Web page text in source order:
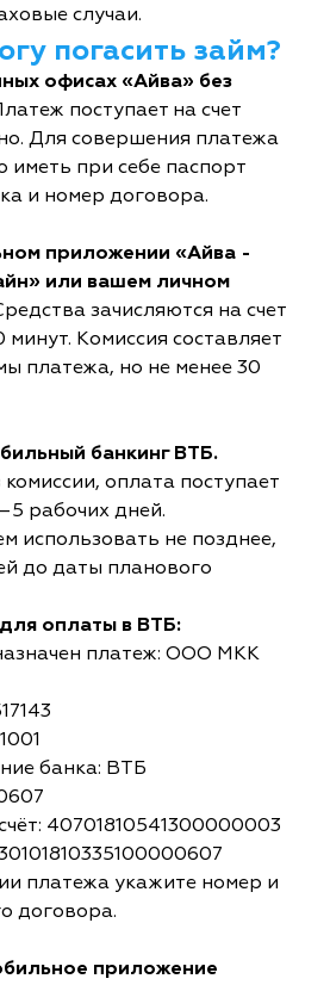
случаи.
погасить займ?
офисах «Айва» без
поступает на счет
Для совершения платежа
иметь при себе паспорт
и номер договора.
приложении «Айва -
или вашем личном
зачисляются на счет
минут. Комиссия составляет
платежа, но не менее 30
банкинг ВТБ.
оплата поступает
рабочих дней.
использовать не позднее,
до даты планового
оплаты в ВТБ:
платеж: ООО МКК
банка: ВТБ
40701810541300000003
платежа укажите номер и
договора.
приложение